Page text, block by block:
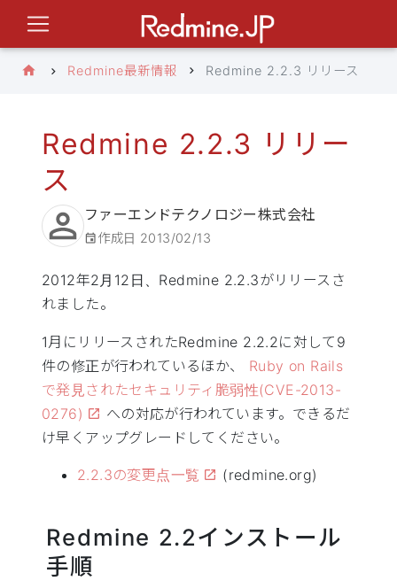
Redmine最新情報 Redmine 2.2.3 リリース
Redmine 2.2.3 リリー
ス
ファーエンドテクノロジー株式会社
作成日 2013/02/13
2012年2月12日、Redmine 2.2.3がリリースさ
れました。
1月にリリースされたRedmine 2.2.2に対して9
件の修正が行われているほか、 Ruby on Rails
で発見されたセキュリティ脆弱性(CVE-2013-
0276)
への対応が行われています。できるだ
け早くアップグレードしてください。
2.2.3の変更点一覧 (redmine.org)
Redmine 2.2インストール
手順